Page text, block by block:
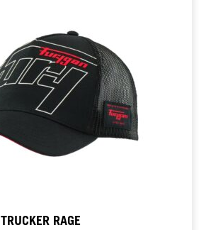
TRUCKER RAGE